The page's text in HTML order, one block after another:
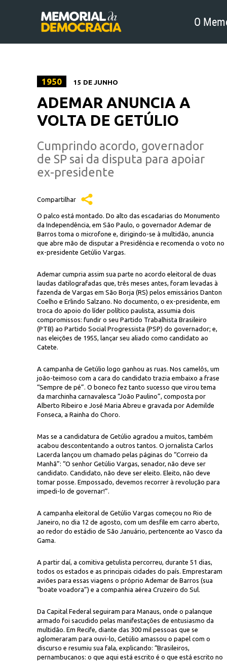
O
1950 15 DE JUNHO
ADEMAR ANUNCIA A
VOLTA DE GETÚLIO
Cumprindo acordo, governador
de SP sai da disputa para apoiar
ex-presidente
Compartilhar
O palco está montado. Do alto das escadarias do Monumento
da Independência, em São Paulo, o governador Ademar de
Barros toma o microfone e, dirigindo-se à multidão, anuncia
que abre mão de disputar a Presidência e recomenda o voto no
ex-presidente Getúlio Vargas.
Ademar cumpria assim sua parte no acordo eleitoral de duas
laudas datilografadas que, três meses antes, foram levadas à
fazenda de Vargas em São Borja (RS) pelos emissários Danton
Coelho e Erlindo Salzano. No documento, o ex-presidente, em
troca do apoio do líder político paulista, assumia dois
compromissos: fundir o seu Partido Trabalhista Brasileiro
(PTB) ao Partido Social Progressista (PSP) do governador; e,
nas eleições de 1955, lançar seu aliado como candidato ao
Catete.
A campanha de Getúlio logo ganhou as ruas. Nos camelôs, um
joão-teimoso com a cara do candidato trazia embaixo a frase
“Sempre de pé”. O boneco fez tanto sucesso que virou tema
da marchinha carnavalesca “João Paulino”, composta por
Alberto Ribeiro e José Maria Abreu e gravada por Ademilde
Fonseca, a Rainha do Choro.
Mas se a candidatura de Getúlio agradou a muitos, também
acabou descontentando a outros tantos. O jornalista Carlos
Lacerda lançou um chamado pelas páginas do “Correio da
Manhã”: “O senhor Getúlio Vargas, senador, não deve ser
candidato. Candidato, não deve ser eleito. Eleito, não deve
tomar posse. Empossado, devemos recorrer à revolução para
impedi-lo de governar!”.
A campanha eleitoral de Getúlio Vargas começou no Rio de
Janeiro, no dia 12 de agosto, com um desfile em carro aberto,
ao redor do estádio de São Januário, pertencente ao Vasco da
Gama.
A partir daí, a comitiva getulista percorreu, durante 51 dias,
todos os estados e as principais cidades do país. Emprestaram
aviões para essas viagens o próprio Ademar de Barros (sua
“boate voadora”) e a companhia aérea Cruzeiro do Sul.
Da Capital Federal seguiram para Manaus, onde o palanque
armado foi sacudido pelas manifestações de entusiasmo da
multidão. Em Recife, diante das 300 mil pessoas que se
aglomeraram para ouvi-lo, Getúlio amassou o papel com o
discurso e resumiu sua fala, explicando: “Brasileiros,
pernambucanos: o que aqui está escrito é o que está escrito no
Getúlio Vargas à Presidência, em 17 de junho de 1950, no palácio